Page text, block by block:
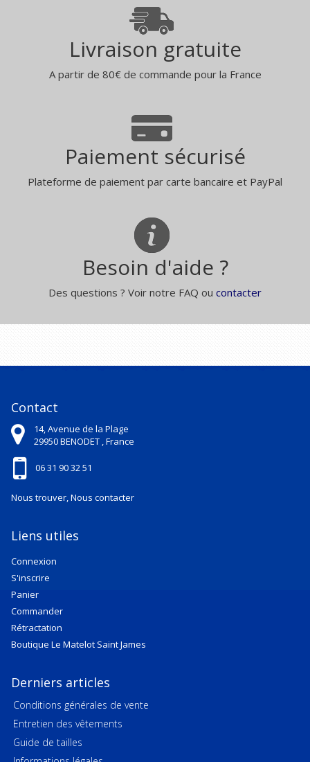
Livraison gratuite
A partir de 80€ de commande pour la France
Paiement sécurisé
Plateforme de paiement par carte bancaire et PayPal
Besoin d'aide ?
Des questions ? Voir notre FAQ ou contacter
Contact
14, Avenue de la Plage
29950BENODET ,France
06 31 90 32 51
Nous trouver, Nous contacter
Liens utiles
Connexion
S'inscrire
Panier
Commander
Rétractation
Boutique Le Matelot Saint James
Derniers articles
Conditions générales de vente
Entretien des vêtements
Guide de tailles